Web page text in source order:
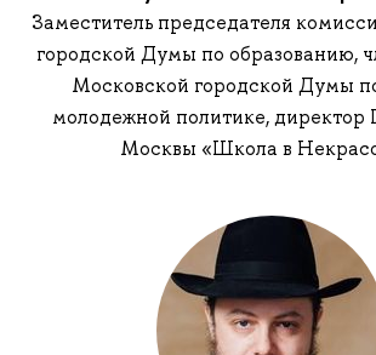
Заместитель председателя
городской Думы по образованию,
Московской городской Думы
молодежной политике, директор
Москвы «Школа в